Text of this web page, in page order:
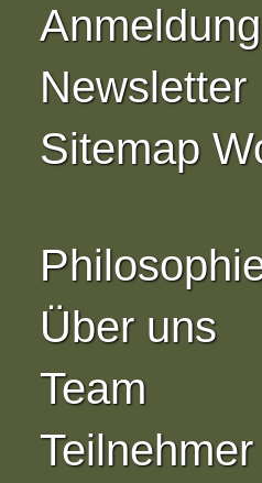
Anmeldung
Newsletter
Sitemap
Über uns
Team